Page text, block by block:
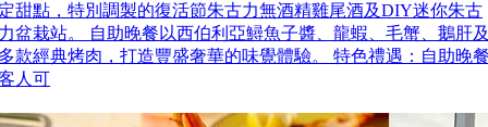
甜點，特別調製的復活節朱古力無酒精雞尾酒及DIY迷你朱古
盆栽站。 自助晚餐以西伯利亞鱘魚子醬、龍蝦、毛蟹、鵝肝
款經典烤肉，打造豐盛奢華的味覺體驗。 特色禮遇：自助晚
人可